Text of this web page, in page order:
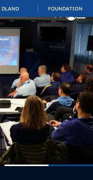
DLAND FOUNDATION